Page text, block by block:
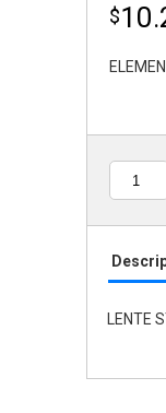
$
Cantidad
LENTE